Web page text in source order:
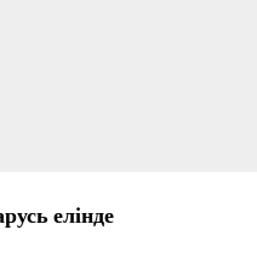
елінде